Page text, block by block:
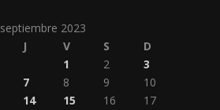
septiembre 2023
J V S
D
1
2
3
7 8 9
10
14 15 16
17